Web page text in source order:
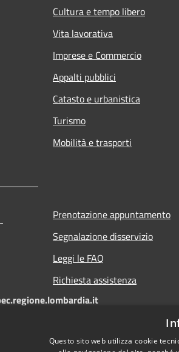
Cultura e tempo libero
Vita lavorativa
Imprese e Commercio
Appalti pubblici
Catasto e urbanistica
Turismo
Mobilità e trasporti
Prenotazione appuntamento
Segnalazione disservizio
Leggi le FAQ
Richiesta assistenza
Questo sito web utilizza cookie